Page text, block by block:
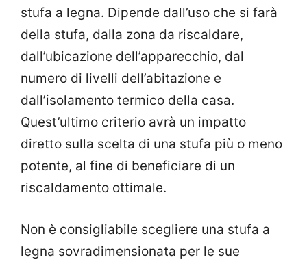
stufa a legna. Dipende dall’uso che si farà
della stufa, dalla zona da riscaldare,
dall’ubicazione dell’apparecchio, dal
numero di livelli dell’abitazione e
dall’isolamento termico della casa.
Quest’ultimo criterio avrà un impatto
diretto sulla scelta di una stufa più o meno
potente, al fine di beneficiare di un
riscaldamento ottimale.
Non è consigliabile scegliere una stufa a
legna sovradimensionata per le sue